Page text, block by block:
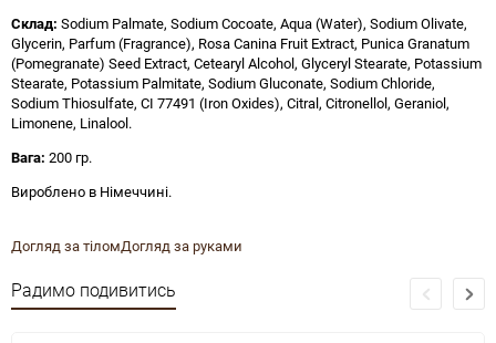
Склад: Sodium Palmate, Sodium Cocoate, Aqua (Water), Sodium Olivate,
Glycerin, Parfum (Fragrance), Rosa Canina Fruit Extract, Punica Granatum
(Pomegranate) Seed Extract, Cetearyl Alcohol, Glyceryl Stearate, Potassium
Stearate, Potassium Palmitate, Sodium Gluconate, Sodium Chloride,
Sodium Thiosulfate, CI 77491 (Iron Oxides), Citral, Citronellol, Geraniol,
Limonene, Linalool.
Вага: 200 гр.
Вироблено в Німеччині.
Догляд за тіломДогляд за руками
Радимо подивитись